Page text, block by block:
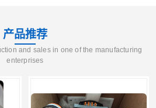
产品推荐
and sales in one of the manufacturing
enterprises